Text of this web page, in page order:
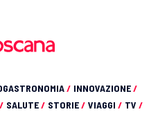
/ INNOVAZIONE/
/ SALUTE/ STORIE/ VIAGGI / TV /